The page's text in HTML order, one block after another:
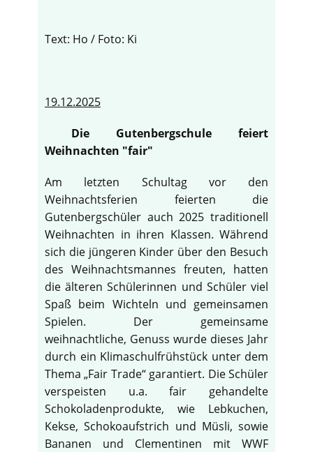
Text: Ho / Foto: Ki
19.12.2025
Die Gutenbergschule feiert
Weihnachten "fair"
Am letzten Schultag vor den
Weihnachtsferien feierten die
Gutenbergschüler auch 2025 traditionell
Weihnachten in ihren Klassen. Während
sich die jüngeren Kinder über den Besuch
des Weihnachtsmannes freuten, hatten
die älteren Schülerinnen und Schüler viel
Spaß beim Wichteln und gemeinsamen
Spielen. Der gemeinsame
weihnachtliche, Genuss wurde dieses Jahr
durch ein Klimaschulfrühstück unter dem
Thema „Fair Trade“ garantiert. Die Schüler
verspeisten u.a. fair gehandelte
Schokoladenprodukte, wie Lebkuchen,
Kekse, Schokoaufstrich und Müsli, sowie
Bananen und Clementinen mit WWF